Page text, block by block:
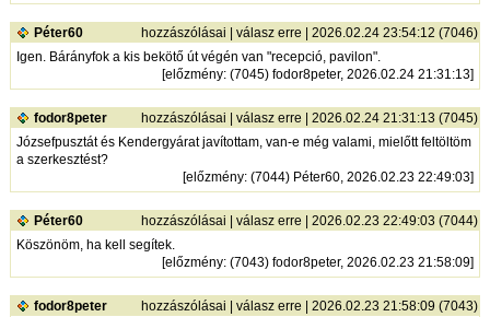
Péter60 hozzászólásai |válasz erre | 2026.02.24 23:54:12 (7046)
Igen. Bárányfok a kis bekötő út végén van "recepció, pavilon".
[előzmény: (7045) fodor8peter, 2026.02.24 21:31:13]
fodor8peter hozzászólásai |válasz erre | 2026.02.24 21:31:13 (7045)
Józsefpusztát és Kendergyárat javítottam, van-e még valami, mielőtt feltöltöm
a szerkesztést?
[előzmény: (7044) Péter60, 2026.02.23 22:49:03]
Péter60 hozzászólásai |válasz erre | 2026.02.23 22:49:03 (7044)
Köszönöm, ha kell segítek.
[előzmény: (7043) fodor8peter, 2026.02.23 21:58:09]
fodor8peter hozzászólásai |válasz erre | 2026.02.23 21:58:09 (7043)